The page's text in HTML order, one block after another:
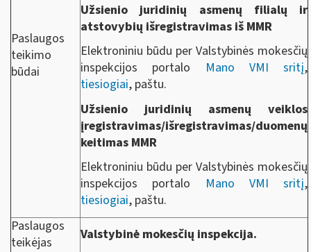
Paslaugos
teikimo
būdai
Užsienio juridinių asmenų filialų ir
atstovybių išregistravimas iš MMR
Elektroniniu būdu per Valstybinės mokesčių
inspekcijos portalo Mano VMI sritį,
tiesiogiai, paštu.
Užsienio juridinių asmenų veiklos
įregistravimas/išregistravimas/duomenų
keitimas MMR
Elektroniniu būdu per Valstybinės mokesčių
inspekcijos portalo Mano VMI sritį,
tiesiogiai, paštu.
Paslaugos
teikėjas
Valstybinė mokesčių inspekcija.